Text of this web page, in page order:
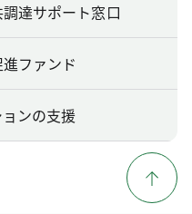
達サポート窓口
ファンド
ンの支援